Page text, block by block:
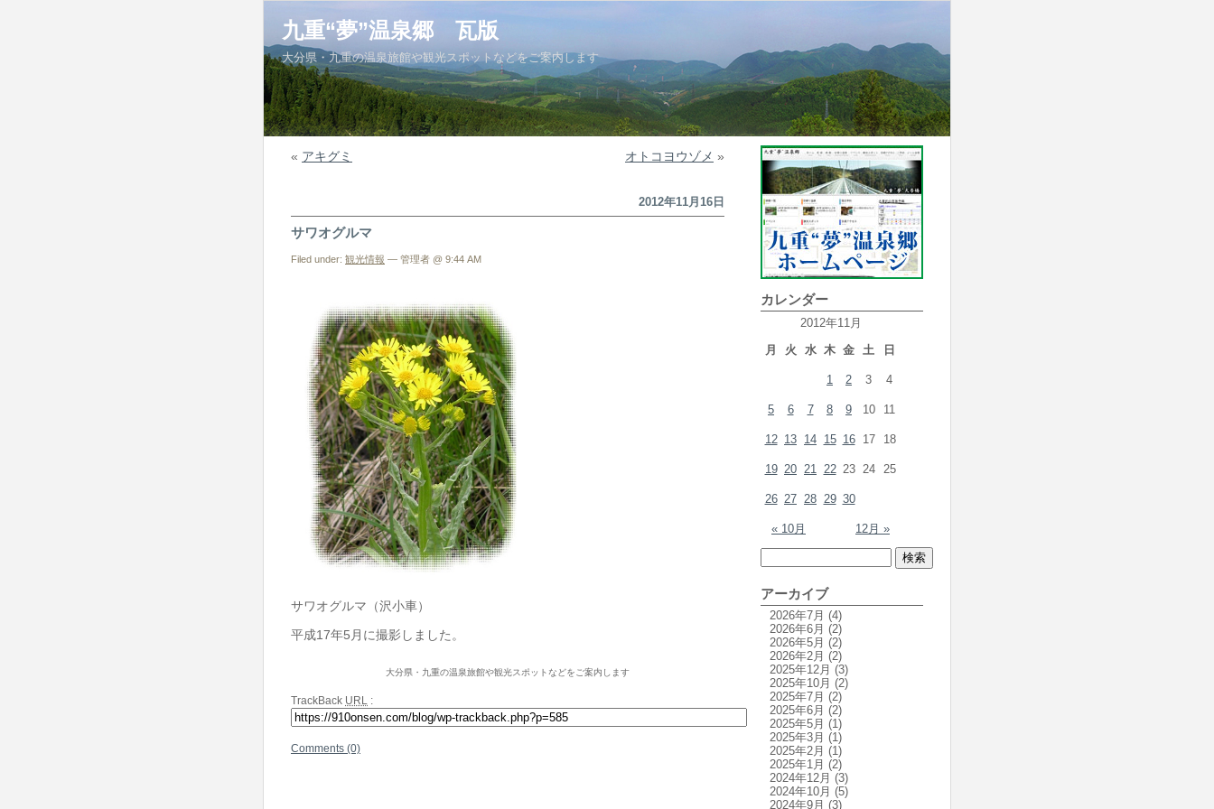
九重“夢”温泉郷 瓦版
大分県・九重の温泉旅館や観光スポットなどをご案内します
« アキグミ オトコヨウゾメ »
2012年11月16日
サワオグルマ
Filed under: 観光情報 — 管理者 @ 9:44 AM
サワオグルマ（沢小車）
平成17年5月に撮影しました。
大分県・九重の温泉旅館や観光スポットなどをご案内します
TrackBack URL :
Comments (0)
カレンダー
2012年11月
月
火 水 木 金 土 日
« 10月 12月 »
1 2 3 4
5 6 7 8 9 10 11
12 13 14 15 16 17 18
19 20 21 22 23 24 25
26 27 28 29 30
アーカイブ
2026年7月 (4)
2026年6月 (2)
2026年5月 (2)
2026年2月 (2)
2025年12月 (3)
2025年10月 (2)
2025年7月 (2)
2025年6月 (2)
2025年5月 (1)
2025年3月 (1)
2025年2月 (1)
2025年1月 (2)
2024年12月 (3)
2024年10月 (5)
2024年9月 (3)